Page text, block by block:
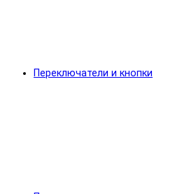
Переключатели и кнопки